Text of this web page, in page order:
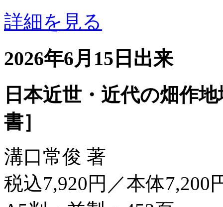
詳細を見る
2026年6月15日出来
日本近世・近代の畑作
書］
溝口常俊 著
税込7,920円／本体7,200